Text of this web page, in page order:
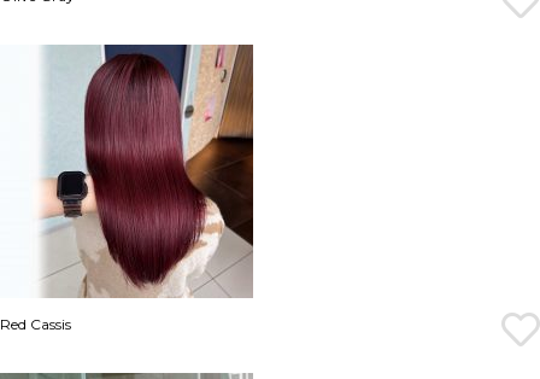
Red Cassis